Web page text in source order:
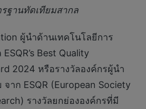
ฐานทัดเทียมสากล
ผู้นำด้านเทคโนโลยีการ
Best Quality
2024 หรือรางวัลองค์กรผู้นำ
าก ESQR (European Society
รางวัลยกย่ององค์กรที่มี